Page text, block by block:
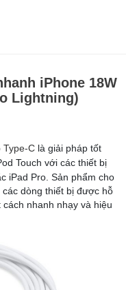
iPhone 18W
Lightning)
Type-C là giải pháp tốt
Touch với các thiết bị
iPad Pro. Sản phẩm cho
dòng thiết bị được hỗ
nhanh nhạy và hiệu